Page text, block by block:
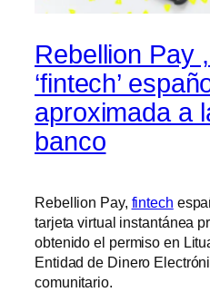
Rebellion Pay
‘fintech’
aproximada a
banco
Rebellion Pay, fintech
tarjeta virtual instantánea
obtenido el permiso en
Entidad de Dinero
comunitario.